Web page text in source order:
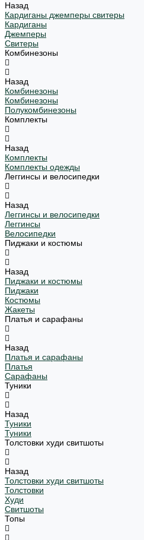
Назад
Кардиганы джемперы свитеры
Кардиганы
Джемперы
Свитеры
Комбинезоны
Назад
Комбинезоны
Комбинезоны
Полукомбинезоны
Комплекты
Назад
Комплекты
Комплекты одежды
Леггинсы и велосипедки
Назад
Леггинсы и велосипедки
Леггинсы
Велосипедки
Пиджаки и костюмы
Назад
Пиджаки и костюмы
Пиджаки
Костюмы
Жакеты
Платья и сарафаны
Назад
Платья и сарафаны
Платья
Сарафаны
Туники
Назад
Туники
Туники
Толстовки худи свитшоты
Назад
Толстовки худи свитшоты
Толстовки
Худи
Свитшоты
Топы